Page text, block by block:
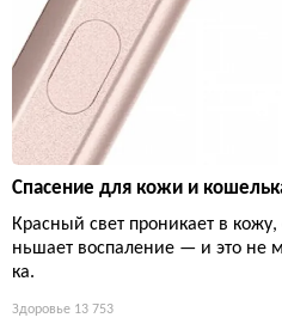
Спасение для кожи и
Красный свет проникает в
ньшает воспаление — и это не
ка.
Здоровье 13 753